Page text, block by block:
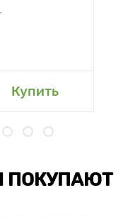
Купить
ПОКУПАЮТ